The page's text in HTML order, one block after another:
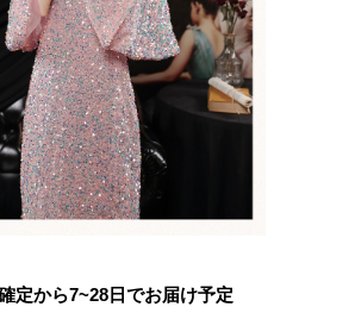
定から7~28日でお届け予定